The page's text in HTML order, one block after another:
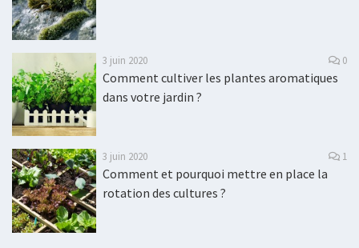
3 juin 2020 0
Comment cultiver les plantes aromatiques
dans votre jardin ?
3 juin 2020 1
Comment et pourquoi mettre en place la
rotation des cultures ?